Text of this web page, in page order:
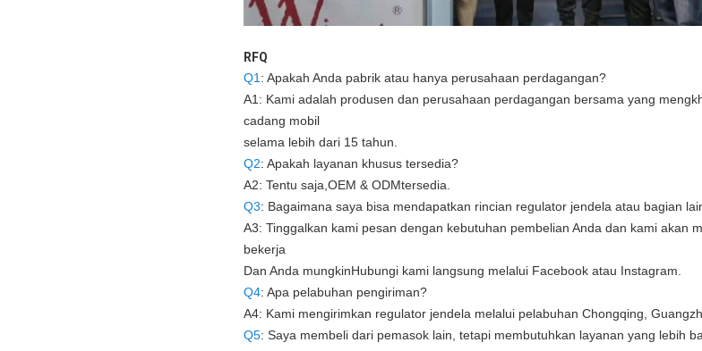
RFQ
Q1 : Apakah Anda pabrik atau hanya perusahaan perdagangan?
A1: Kami adalah produsen dan perusahaan perdagangan bersama yang
cadang mobil
selama lebih dari 15 tahun.
Q2: Apakah layanan khusus tersedia?
A2: Tentu saja, OEM & ODMtersedia.
Q3: Bagaimana saya bisa mendapatkan rincian regulator jendela atau bagian
A3: Tinggalkan kami pesan dengan kebutuhan pembelian Anda dan kami akan
bekerja
Dan Anda mungkinHubungi kami langsung melalui Facebook atau Instagram.
Q4: Apa pelabuhan pengiriman?
A4: Kami mengirimkan regulator jendela melalui pelabuhan Chongqing,
Q5: Saya membeli dari pemasok lain, tetapi membutuhkan layanan yang lebih